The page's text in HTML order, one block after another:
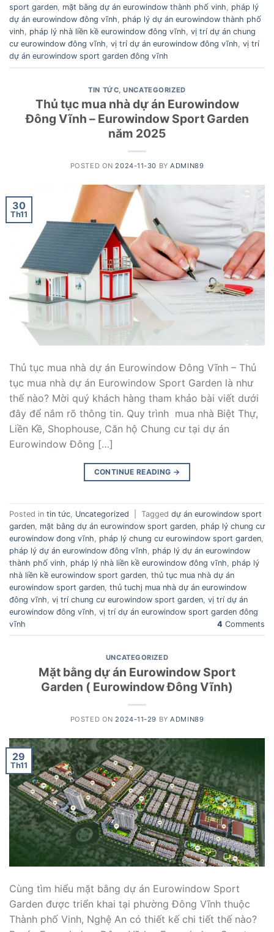
sport garden mặt bằng dự án eurowindow thành phố vinh
pháp lý
dự án eurowindow đông vĩnh
pháp lý dự án eurowindow thành phố
vinh
pháp lý nhà liền kề eurowindow đông vĩnh vị trí dự án chung
cư eurowindow đông vĩnh vị trí dự án eurowindow đông vĩnh vị trí
dự án eurowindow sport garden đông vĩnh
TIN TỨC ,UNCATEGORIZED
Thủ tục mua nhà dự án Eurowindow
Đông Vĩnh – Eurowindow Sport Garden
năm 2025
POSTED ON2024-11-30 BYADMIN89
30
Th11
Thủ tục mua nhà dự án Eurowindow Đông Vĩnh – Thủ
tục mua nhà dự án Eurowindow Sport Garden là như
thế nào? Mời quý khách hàng tham khảo bài viết dưới
đây để nắm rõ thông tin. Quy trình mua nhà Biệt Thự,
Liền Kề, Shophouse, Căn hộ Chung cư tại dự án
Eurowindow Đông […]
CONTINUE READING →
Posted in tin tức Uncategorized Tagged dự án eurowindow sport
garden mặt bằng dự án eurowindow sport garden pháp lý chung cư
eurowindow đong vĩnh
pháp lý chung cư eurowindow sport garden
pháp lý dự án eurowindow đông vĩnh
pháp lý dự án eurowindow
thành phố vinh
pháp lý nhà liền kề eurowindow đông vĩnh
pháp lý
nhà liền kề eurowindow sport garden thủ tục mua nhà dự án
eurowindow sport garden thủ tuchj mua nhà dự án eurowindow
đông vĩnh vị trí chung cư eurowindow sport garden vị trí dự án
eurowindow đông vĩnh vị trí dự án eurowindow sport garden đông
vĩnh
4 Comments
UNCATEGORIZED
Mặt bằng dự án Eurowindow Sport
Garden ( Eurowindow Đông Vĩnh)
POSTED ON 2024-11-29 BYADMIN89
29
Th11
Cùng tìm hiểu mặt bằng dự án Eurowindow Sport
Garden được triển khai tại phường Đông Vĩnh thuộc
Thành phố Vinh, Nghệ An có thiết kế chi tiết thế nào?